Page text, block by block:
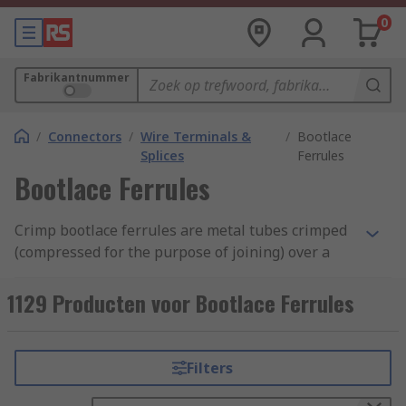
0
Fabrikantnummer
/ Connectors / Wire Terminals &
Splices
/ Bootlace
Ferrules
Bootlace Ferrules
Crimp bootlace ferrules are metal tubes crimped
(compressed for the purpose of joining) over a
with screw or spring clamps. Most bootlace
ferrules have a colour-coded insulation collar
How do bootlace ferrules work?
1129 Producten voor Bootlace Ferrules
Filters